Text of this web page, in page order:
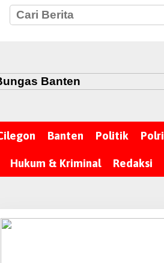
Banten Politik Polri
Hukum & Kriminal Redaksi